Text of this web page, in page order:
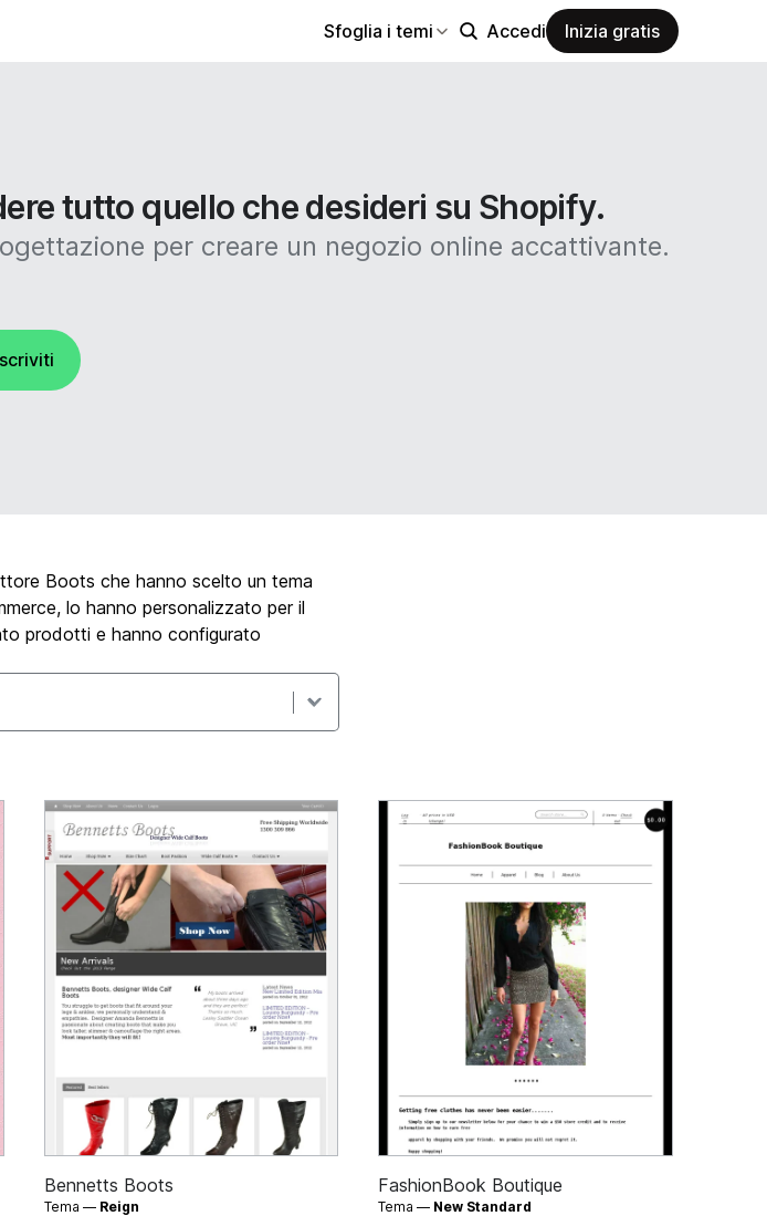
Sfoglia i temi Accedi Inizia gratis
tutto quello che desideri su Shopify.
per creare un negozio online accattivante.
Boots che hanno scelto un tema
lo hanno personalizzato per il
prodotti e hanno configurato
Bennetts Boots
Tema — Reign
FashionBook Boutique
Tema — New Standard